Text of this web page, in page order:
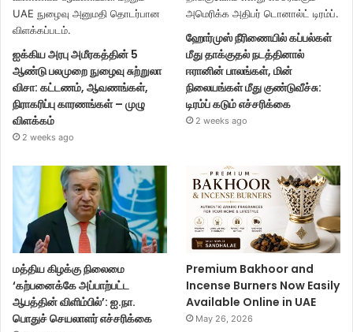
ஐக்கிய அரபு அமீரகத்தின் 5
ஆண்டு பலமுறை நுழைவு சுற்றுலா
விசா: கட்டணம், ஆவணங்கள்,
நிராகரிப்பு காரணங்கள் – முழு
விளக்கம்
2 weeks ago
ஹோர்முஸ் நீரிணையில் கப்பல்கள்
மீது தாக்குதல் நடத்தினால்
ஈரானின் பாலங்கள், மின்
நிலையங்கள் மீது குண்டுவீச்சு:
டிரம்ப் கடும் எச்சரிக்கை
2 weeks ago
மத்திய கிழக்கு நிலைமை
‘கற்பனைக்கே அப்பாற்பட்ட
ஆபத்தின் விளிம்பில்’: ஐ.நா.
பொதுச் செயலாளர் எச்சரிக்கை
Premium Bakhoor and
Incense Burners Now Easily
Available Online in UAE
May 26, 2026